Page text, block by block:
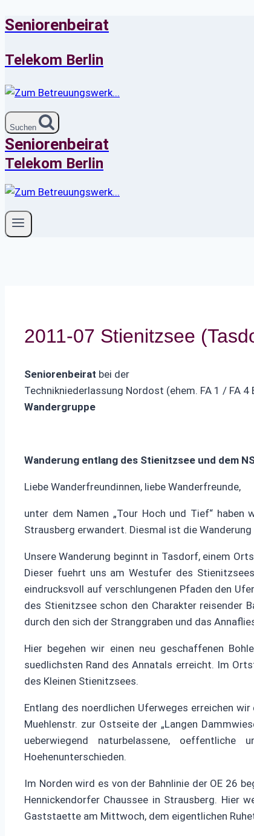
Zum
springen
Seniorenbeirat
Telekom Berlin
Suchen
Seniorenbeirat
Telekom Berlin
2011-07 Stienitzsee
Seniorenbeirat bei der
Technikniederlassung Nordost (ehem. FA 1 / FA 4
Wandergruppe
Wanderung entlang des Stienitzsee und dem
Liebe Wanderfreundinnen, liebe Wanderfreunde,
unter dem Namen „Tour Hoch und Tief“
Strausberg erwandert. Diesmal ist die
Unsere Wanderung beginnt in Tasdorf, einem
Dieser fuehrt uns am Westufer des
eindrucksvoll auf verschlungenen Pfaden den
des Stienitzsee schon den Charakter reisender
durch den sich der Stranggraben und das
Hier begehen wir einen neu geschaffenen
suedlichsten Rand des Annatals erreicht. Im
des Kleinen Stienitzsees.
Entlang des noerdlichen Uferweges erreichen
Muehlenstr. zur Ostseite der „Langen
ueberwiegend naturbelassene,
Hoehenunterschieden.
Im Norden wird es von der Bahnlinie der OE 26
Hennickendorfer Chaussee in Strausberg. Hier
Gaststaette am Mittwoch, dem eigentlichen